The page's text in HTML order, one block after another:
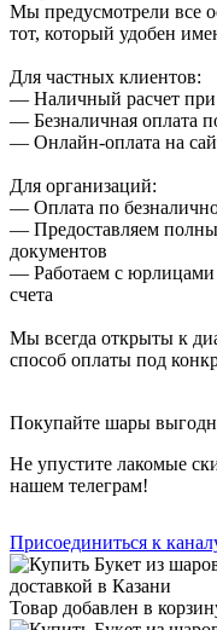
Мы предусмотрели все
тот, который удобен
Для частных клиентов:
— Наличный расчет при
— Безналичная оплата
— Онлайн-оплата на
Для организаций:
— Оплата по
— Предоставляем
документов
— Работаем с
счета
Мы всегда открыты к
способ оплаты под
Покупайте шары
Не упустите лакомые
нашем телеграм!
Присоединиться к
Товар добавлен в